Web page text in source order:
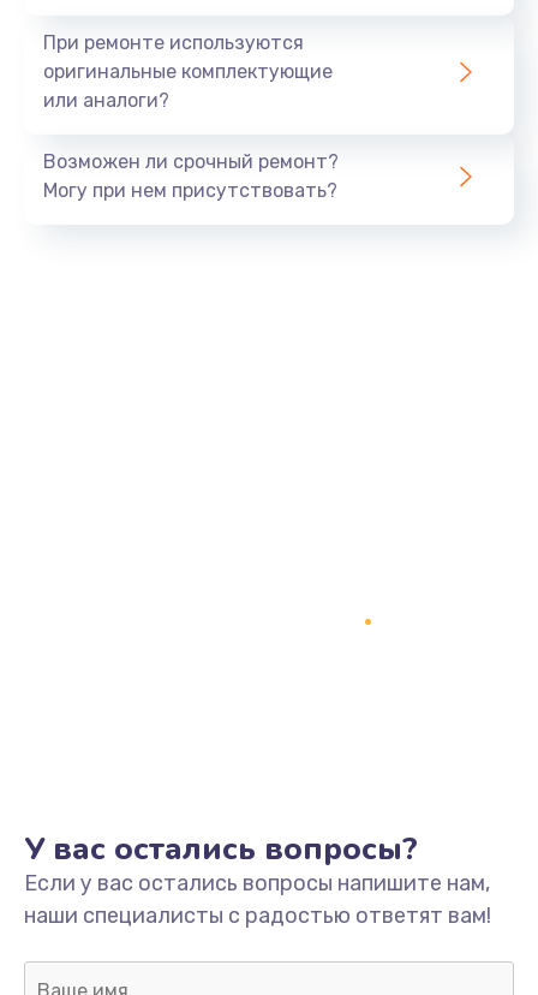
При ремонте используются
оригинальные комплектующие
или аналоги?
Возможен ли срочный ремонт?
Могу при нем присутствовать?
У вас остались вопросы?
Если у вас остались вопросы напишите нам,
наши специалисты с радостью ответят вам!